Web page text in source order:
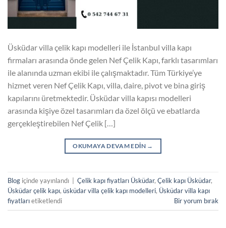
Üsküdar villa çelik kapı modelleri ile İstanbul villa kapı
firmaları arasında önde gelen Nef Çelik Kapı, farklı tasarımları
ile alanında uzman ekibi ile çalışmaktadır. Tüm Türkiye’ye
hizmet veren Nef Çelik Kapı, villa, daire, pivot ve bina giriş
kapılarını üretmektedir. Üsküdar villa kapısı modelleri
arasında kişiye özel tasarımları da özel ölçü ve ebatlarda
gerçekleştirebilen Nef Çelik […]
OKUMAYA DEVAM EDIN →
Blog içinde yayınlandı Çelik kapı fiyatları Üsküdar, Çelik kapı Üsküdar,
Üsküdar çelik kapı, üsküdar villa çelik kapı modelleri, Üsküdar villa kapı
fiyatlarıetiketlendi Bir yorum bırak